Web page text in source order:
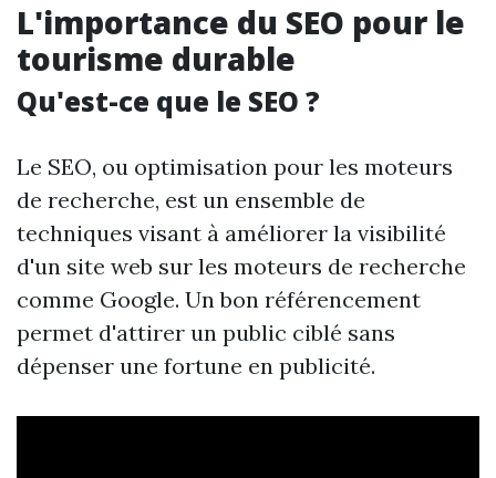
L'importance du SEO pour le
tourisme durable
Qu'est-ce que le SEO ?
Le SEO, ou optimisation pour les moteurs
de recherche, est un ensemble de
techniques visant à améliorer la visibilité
d'un site web sur les moteurs de recherche
comme Google. Un bon référencement
permet d'attirer un public ciblé sans
dépenser une fortune en publicité.